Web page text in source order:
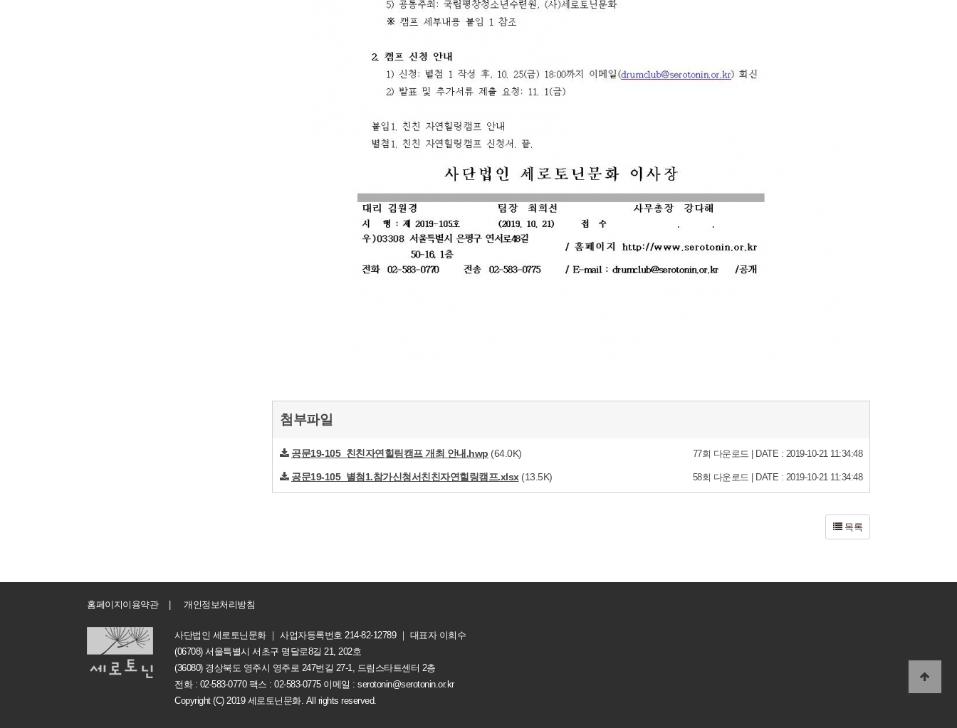
첨부파일
공문19-105_친친자연힐링캠프 개최 안내.hwp (64.0K) 77회 다운로드 | DATE : 2019-10-21 11:34:48
공문19-105_별첨1.참가신청서친친자연힐링캠프.xlsx(13.5K) 58회 다운로드 | DATE : 2019-10-21 11:34:48
목록
홈페이지이용약관 개인정보처리방침
사단법인 세로토닌문화 ｜ 사업자등록번호 214-82-12789 ｜ 대표자 이희수
(06708) 서울특별시 서초구 명달로8길 21, 202호
(36080) 경상북도 영주시 영주로 247번길 27-1, 드림스타트센터 2층
전화 : 02-583-0770 팩스 : 02-583-0775 이메일 : serotonin@serotonin.or.kr
Copyright (C) 2019 세로토닌문화. All rights reserved.